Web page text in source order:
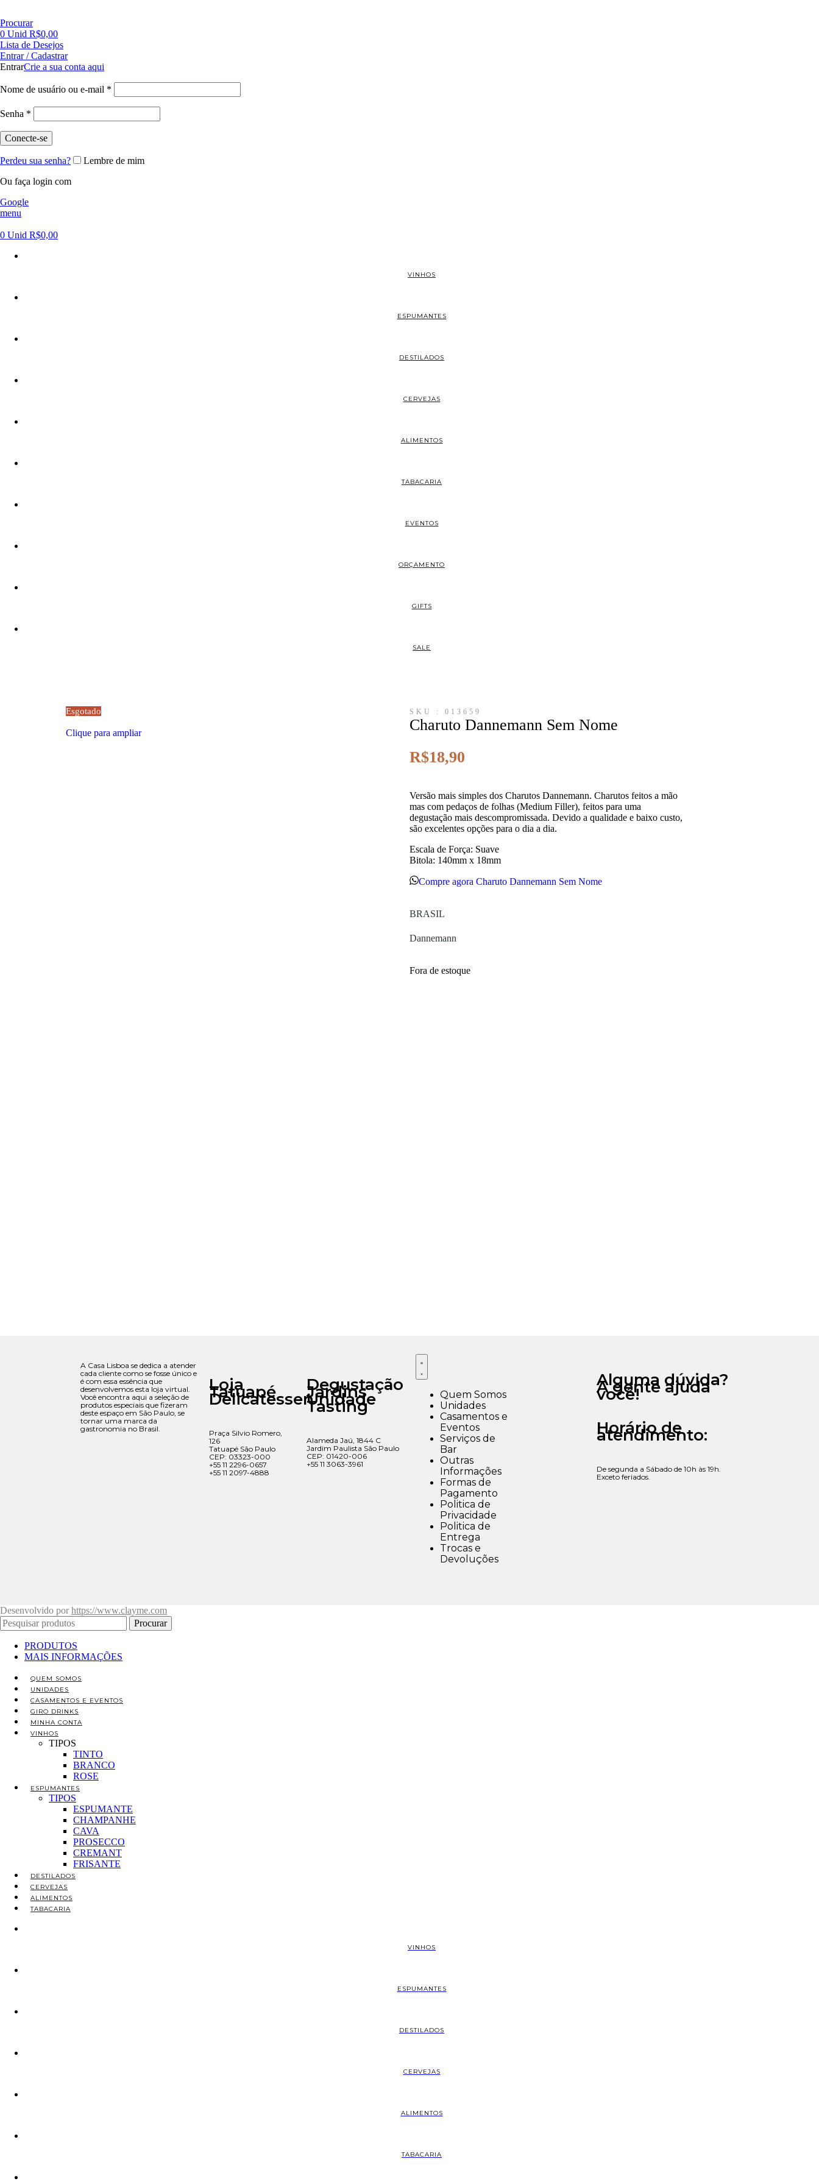
Procurar
0 Unid R$0,00
Lista de Desejos
Entrar / Cadastrar
EntrarCrie a sua conta aqui
Nome de usuário ou e-mail *
Senha *
Conecte-se
Perdeu sua senha?
Lembre de mim
Ou faça login com
Google
menu
0 Unid R$0,00
VINHOS
ESPUMANTES
DESTILADOS
CERVEJAS
ALIMENTOS
TABACARIA
EVENTOS
ORÇAMENTO
GIFTS
SALE
Esgotado
Clique para ampliar
SKU : 013659
Charuto Dannemann Sem Nome
R$18,90
Versão mais simples dos Charutos Dannemann. Charutos feitos a mão
mas com pedaços de folhas (Medium Filler), feitos para uma
degustação mais descompromissada. Devido a qualidade e baixo custo,
são excelentes opções para o dia a dia.
Escala de Força: Suave
Bitola: 140mm x 18mm
Compre agora Charuto Dannemann Sem Nome
BRASIL
Dannemann
Fora de estoque
A Casa Lisboa se dedica a atender
cada cliente como se fosse único e
é com essa essência que
desenvolvemos esta loja virtual.
Você encontra aqui a seleção de
produtos especiais que fizeram
deste espaço em São Paulo, se
tornar uma marca da
gastronomia no Brasil.
Loja
Tatuapé
Delicatessen
Praça Silvio Romero,
126
Tatuapé São Paulo
CEP: 03323-000
+55 11 2296-0657
+55 11 2097-4888
Degustação
Jardins
Unidade
Tasting
Alameda Jaú, 1844 C
Jardim Paulista São Paulo
CEP: 01420-006
+55 11 3063-3961
Quem Somos
Unidades
Casamentos e
Eventos
Serviços de
Bar
Outras
Informações
Formas de
Pagamento
Politica de
Privacidade
Politica de
Entrega
Trocas e
Devoluções
Alguma dúvida?
A gente ajuda
você!
Horário de
atendimento:
De segunda a Sábado de 10h às 19h.
Exceto feriados.
Desenvolvido por https://www.clayme.com
Procurar
PRODUTOS
MAIS INFORMAÇÕES
QUEM SOMOS
UNIDADES
CASAMENTOS E EVENTOS
GIRO DRINKS
MINHA CONTA
VINHOS
TIPOS
TINTO
BRANCO
ROSE
ESPUMANTES
TIPOS
ESPUMANTE
CHAMPANHE
CAVA
PROSECCO
CREMANT
FRISANTE
DESTILADOS
CERVEJAS
ALIMENTOS
TABACARIA
VINHOS
ESPUMANTES
DESTILADOS
CERVEJAS
ALIMENTOS
TABACARIA